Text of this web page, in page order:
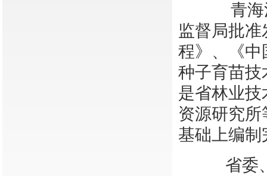
青海法
监督局批
程》、《中
种子育苗技
是省林业
资源研究
基础上编制
省委、